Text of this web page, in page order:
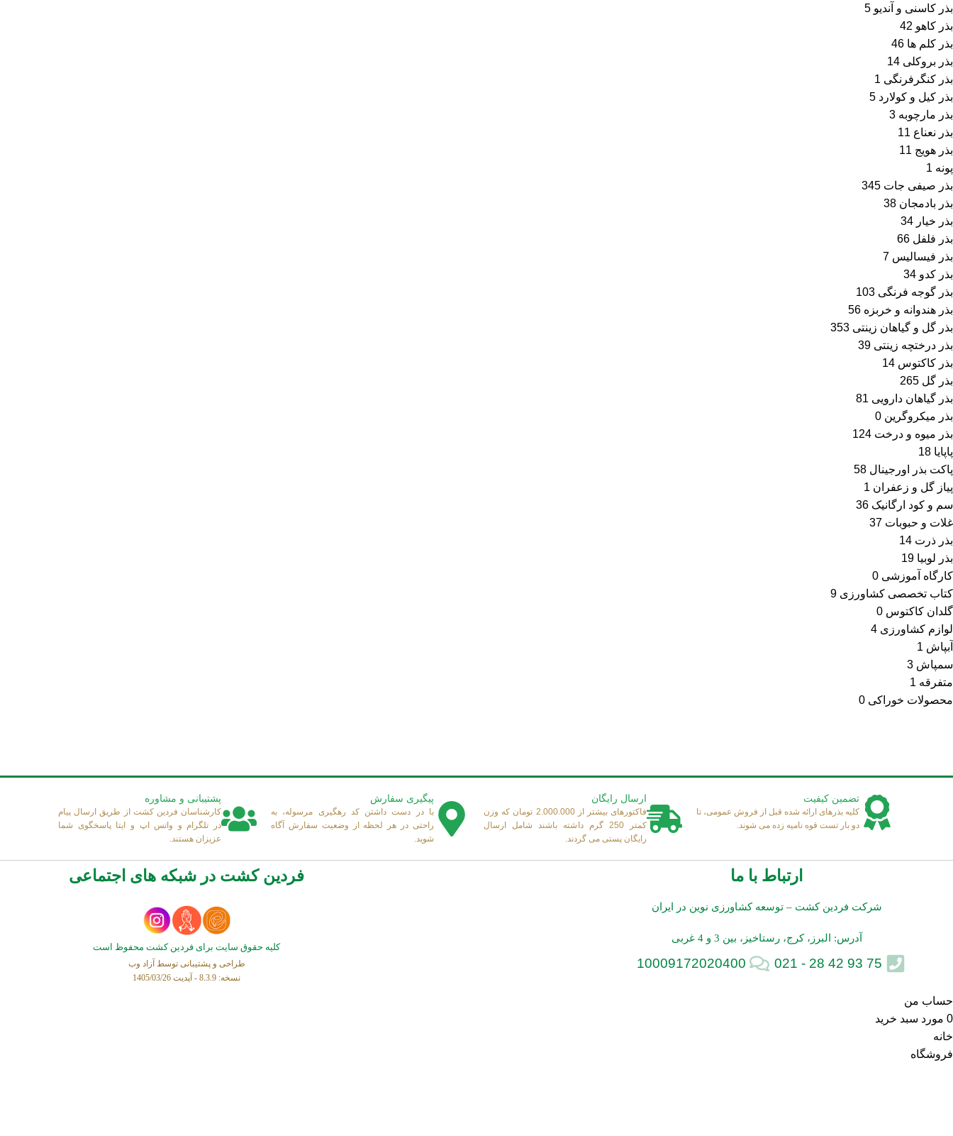
بذر کاسنی و آندیو 5
بذر کاهو 42
بذر کلم ها 46
بذر بروکلی 14
بذر کنگرفرنگی 1
بذر کیل و کولارد 5
بذر مارچوبه 3
بذر نعناع 11
بذر هویج 11
پونه 1
بذر صیفی جات 345
بذر بادمجان 38
بذر خیار 34
بذر فلفل 66
بذر فیسالیس 7
بذر کدو 34
بذر گوجه فرنگی 103
بذر هندوانه و خربزه 56
بذر گل و گیاهان زینتی 353
بذر درختچه زینتی 39
بذر کاکتوس 14
بذر گل 265
بذر گیاهان دارویی 81
بذر میکروگرین 0
بذر میوه و درخت 124
پاپایا 18
پاکت بذر اورجینال 58
پیاز گل و زعفران 1
سم و کود ارگانیک 36
غلات و حبوبات 37
بذر ذرت 14
بذر لوبیا 19
کارگاه آموزشی 0
کتاب تخصصی کشاورزی 9
گلدان کاکتوس 0
لوازم کشاورزی 4
آبپاش 1
سمپاش 3
متفرقه 1
محصولات خوراکی 0
تضمین کیفیت
کلیه بذرهای ارائه شده قبل از فروش عمومی، تا
دو بار تست قوه نامیه زده می شوند.
ارسال رایگان
فاکتورهای بیشتر از 2.000.000 تومان که وزن
کمتر 250 گرم داشته باشند شامل ارسال
رایگان پستی می گردند.
پیگیری سفارش
با در دست داشتن کد رهگیری مرسوله، به
راحتی در هر لحظه از وضعیت سفارش آگاه
شوید.
پشتیبانی و مشاوره
کارشناسان فردین کشت از طریق ارسال پیام
در تلگرام و واتس اپ و ایتا پاسخگوی شما
عزیزان هستند.
ارتباط با ما
شرکت فردین کشت – توسعه کشاورزی نوین در ایران
آدرس: البرز، کرج، رستاخیز، بین 3 و 4 غربی
75 93 42 28 - 021
10009172020400
فردین کشت در شبکه های اجتماعی
کلیه حقوق سایت برای فردین کشت محفوظ است
طراحی و پشتیبانی توسط آزاد وب
نسخه: 8.3.9 - آپدیت 1405/03/26
حساب من
0 مورد سبد خرید
خانه
فروشگاه